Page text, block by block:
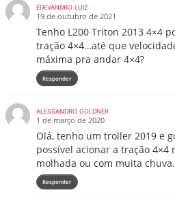
EDEVANDRO LUIZ
19 de outubro de 2021
Tenho L200 Triton 2013 4×4
tração 4×4…até que
máxima pra andar 4×4?
Responder
ALESSANDRO GOLDNER
1 de março de 2020
Olá, tenho um troller 2019 e
possível acionar a tração 4×4
molhada ou com muita
Responder